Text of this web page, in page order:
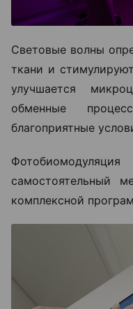
Световые волны
ткани и
улучшается
обменные
благоприятные
самостоятельный
комплексной